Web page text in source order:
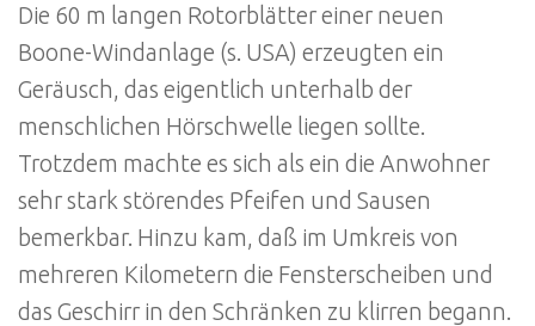
Die 60 m langen Rotorblätter einer neuen
Boone-Windanlage (s. USA) erzeugten ein
Geräusch, das eigentlich unterhalb der
menschlichen Hörschwelle liegen sollte.
Trotzdem machte es sich als ein die Anwohner
sehr stark störendes Pfeifen und Sausen
bemerkbar. Hinzu kam, daß im Umkreis von
mehreren Kilometern die Fensterscheiben und
das Geschirr in den Schränken zu klirren begann.